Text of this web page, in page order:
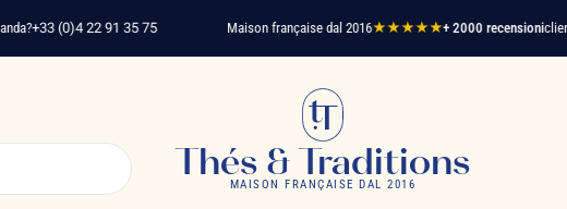
(0)4 22 91 35 75 Maison française dal 2016★★★★★+ 2000 recensioniclienti
Thés & Traditions
MAISON FRANÇAISE DAL 2016